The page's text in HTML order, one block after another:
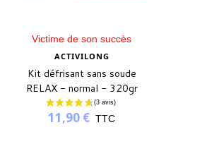
Victime de son succès
ACTIVILONG
Kit défrisant sans soude
RELAX - normal - 320gr
11,90 € TTC